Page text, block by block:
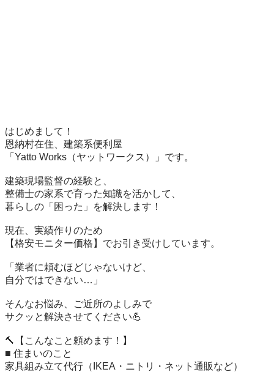
はじめまして！
恩納村在住、建築系便利屋
「Yatto Works（ヤットワークス）」です。
​建築現場監督の経験と、
整備士の家系で育った知識を活かして、
暮らしの「困った」を解決します！
現在、実績作りのため
【格安モニター価格】でお引き受けしています。
​「業者に頼むほどじゃないけど、
自分ではできない…」
そんなお悩み、ご近所のよしみで
サクッと解決させてください💪
​🔨【こんなこと頼めます！】
■ 住まいのこと
​家具組み立て代行（IKEA・ニトリ・ネット通販など）